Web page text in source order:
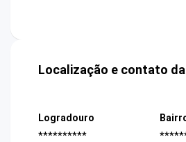
Localização e contato
Logradouro
**********